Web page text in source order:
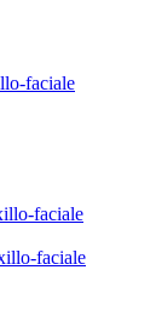
faciale
faciale
faciale